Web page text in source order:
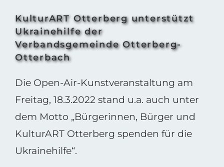
KulturART Otterberg unterstützt
Ukrainehilfe der
Verbandsgemeinde Otterberg-
Otterbach
Die Open-Air-Kunstveranstaltung am
Freitag, 18.3.2022 stand u.a. auch unter
dem Motto „Bürgerinnen, Bürger und
KulturART Otterberg spenden für die
Ukrainehilfe“.